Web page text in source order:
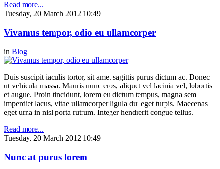
Read more...
Tuesday, 20 March 2012 10:49
Vivamus tempor, odio eu ullamcorper
in Blog
Duis suscipit iaculis tortor, sit amet sagittis purus dictum ac. Donec
ut vehicula massa. Mauris nunc eros, aliquet vel lacinia vel, lobortis
et augue. Proin tincidunt, lorem eu dictum tempus, magna sem
imperdiet lacus, vitae ullamcorper ligula dui eget turpis. Maecenas
eget urna in nisl porta rutrum. Integer hendrerit congue tellus.
Read more...
Tuesday, 20 March 2012 10:49
Nunc at purus lorem